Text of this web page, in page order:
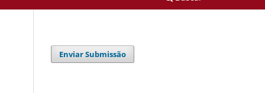
Enviar Submissão